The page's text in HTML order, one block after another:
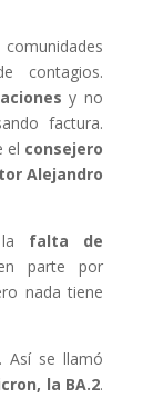
comunidades
contagios.
y no
factura.
el consejero
Alejandro
falta de
parte por
nada tiene
Así se llamó
la BA.2.